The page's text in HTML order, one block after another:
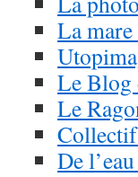
La mare
Le Blog
Le
De